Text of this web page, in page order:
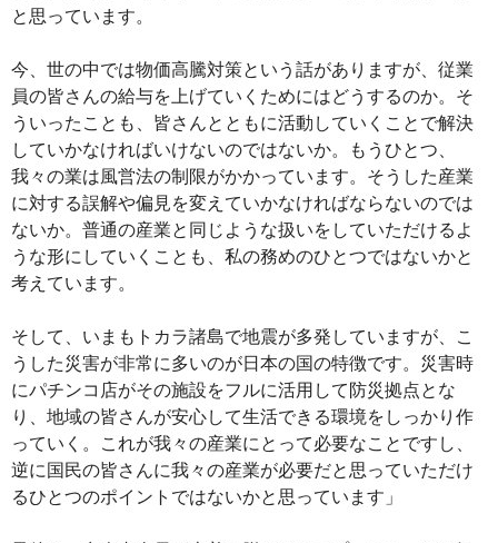
と思っています。
今、世の中では物価高騰対策という話がありますが、従業
員の皆さんの給与を上げていくためにはどうするのか。そ
ういったことも、皆さんとともに活動していくことで解決
していかなければいけないのではないか。もうひとつ、
我々の業は風営法の制限がかかっています。そうした産業
に対する誤解や偏見を変えていかなければならないのでは
ないか。普通の産業と同じような扱いをしていただけるよ
うな形にしていくことも、私の務めのひとつではないかと
考えています。
そして、いまもトカラ諸島で地震が多発していますが、こ
うした災害が非常に多いのが日本の国の特徴です。災害時
にパチンコ店がその施設をフルに活用して防災拠点とな
り、地域の皆さんが安心して生活できる環境をしっかり作
っていく。これが我々の産業にとって必要なことですし、
逆に国民の皆さんに我々の産業が必要だと思っていただけ
るひとつのポイントではないかと思っています」